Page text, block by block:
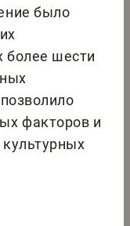
было
более шести
факторов и